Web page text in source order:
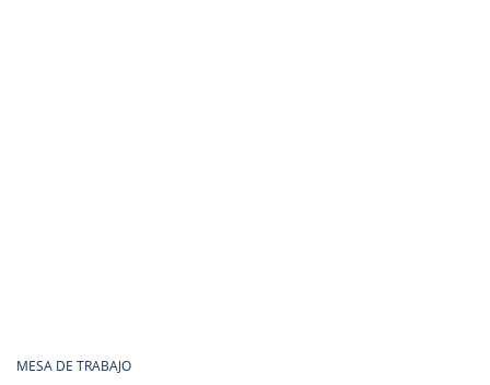
MESA DE TRABAJO